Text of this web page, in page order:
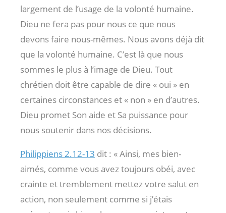
largement de l’usage de la volonté humaine.
Dieu ne fera pas pour nous ce que nous
devons faire nous-mêmes. Nous avons déjà dit
que la volonté humaine. C’est là que nous
sommes le plus à l’image de Dieu. Tout
chrétien doit être capable de dire « oui » en
certaines circonstances et « non » en d’autres.
Dieu promet Son aide et Sa puissance pour
nous soutenir dans nos décisions.
Philippiens 2.12-13 dit : « Ainsi, mes bien-
aimés, comme vous avez toujours obéi, avec
crainte et tremblement mettez votre salut en
action, non seulement comme si j’étais